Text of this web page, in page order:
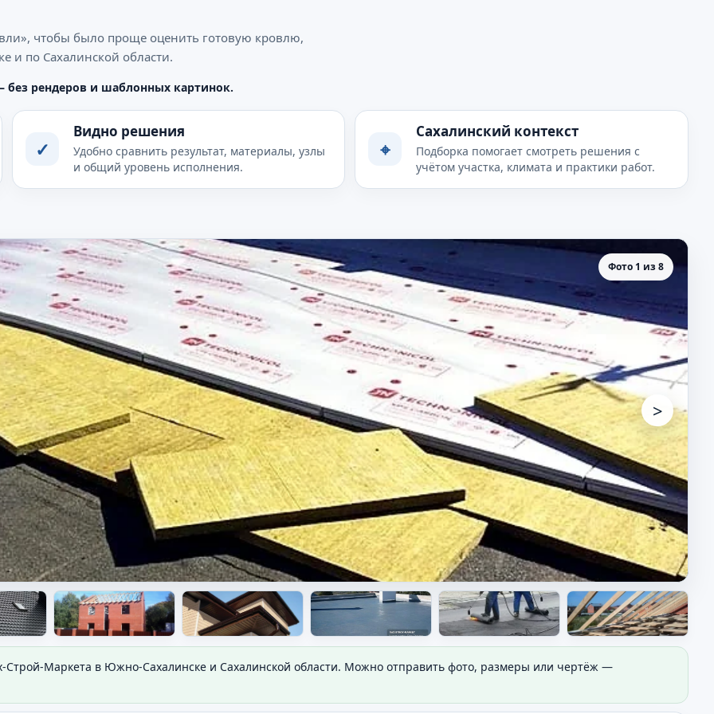
чтобы было проще оценить готовую кровлю,
и по Сахалинской области.
рендеров и шаблонных картинок.
✓
Видно решения
Удобно сравнить результат, материалы, узлы
и общий уровень исполнения.
⌖
Сахалинский контекст
Подборка помогает смотреть решения с
учётом участка, климата и практики работ.
Фото 1 из 8
>
Маркета в Южно-Сахалинске и Сахалинской области. Можно отправить фото, размеры или чертёж —